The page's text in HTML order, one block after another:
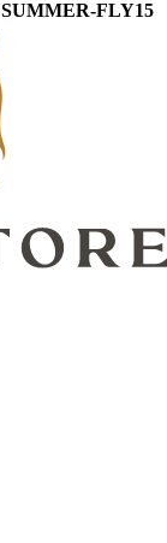
SUMMER-FLY15